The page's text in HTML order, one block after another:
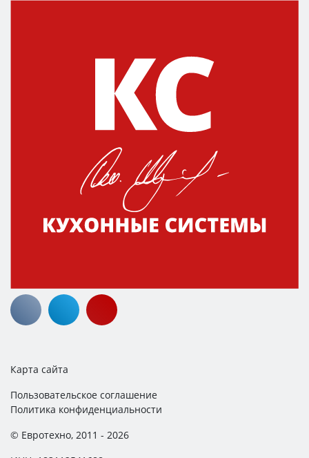
Карта сайта
Пользовательское соглашение
Политика конфиденциальности
© Евротехно, 2011 - 2026